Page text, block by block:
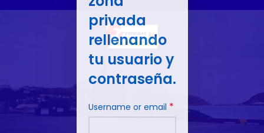
privada
rellenando
tu usuario y
contraseña.
Username or email *